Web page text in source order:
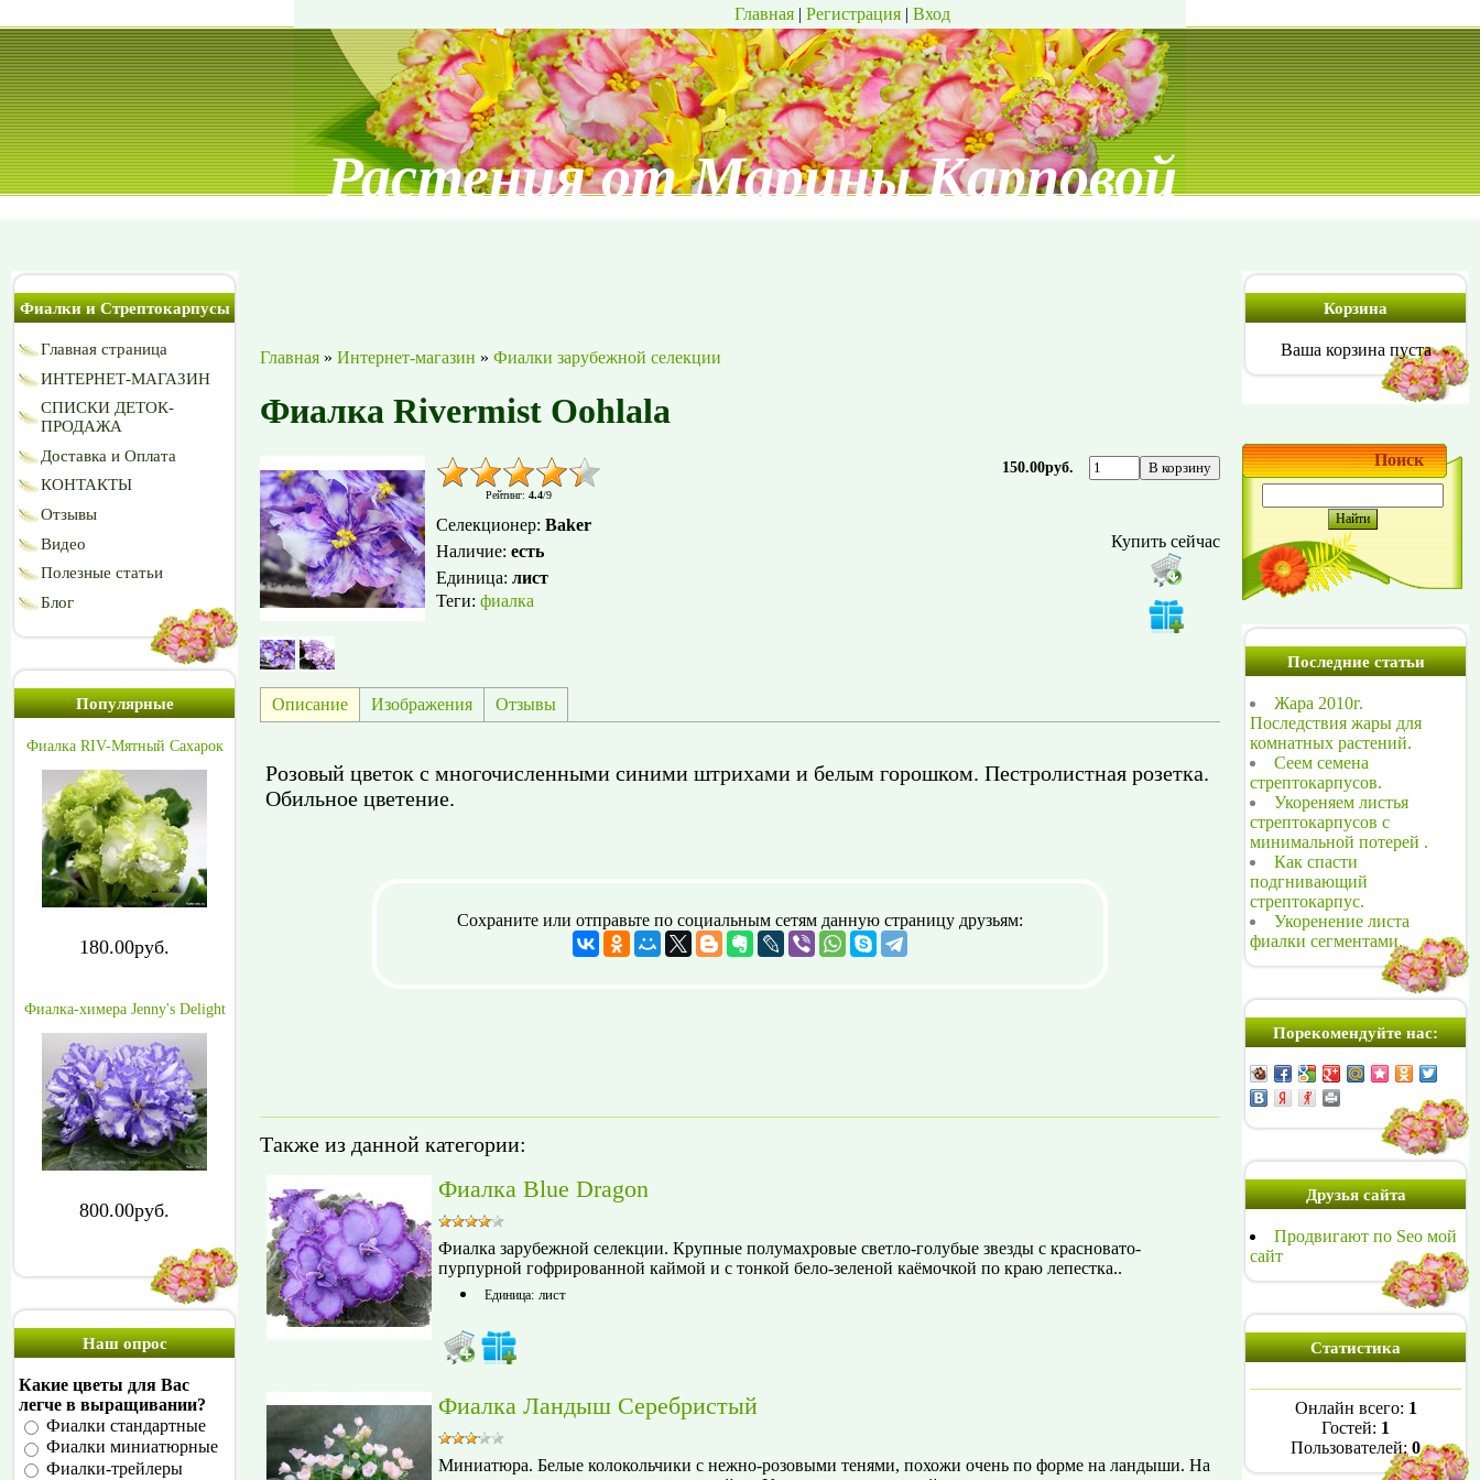
Главная | Регистрация | Вход
Растения от Марины Карповой
Фиалки и Стрептокарпусы
Главная страница
ИНТЕРНЕТ-МАГАЗИН
СПИСКИ ДЕТОК-
ПРОДАЖА
Доставка и Оплата
КОНТАКТЫ
Отзывы
Видео
Полезные статьи
Блог
Популярные
Фиалка RIV-Мятный Сахарок
180.00руб.
Фиалка-химера Jenny's Delight
800.00руб.
Наш опрос
Какие цветы для Вас
легче в выращивании?
Фиалки стандартные
Фиалки миниатюрные
Фиалки-трейлеры
Главная » Интернет-магазин » Фиалки зарубежной селекции
Фиалка Rivermist Oohlala
Рейтинг: 4.4/9
150.00руб.
Селекционер: Baker
Наличие: есть
Единица: лист
Теги: фиалка
Купить сейчас
Описание Изображения Отзывы
Розовый цветок с многочисленными синими штрихами и белым горошком. Пестролистная розетка.
Обильное цветение.
Сохраните или отправьте по социальным сетям данную страницу друзьям:
Также из данной категории:
Фиалка Blue Dragon
Фиалка зарубежной селекции. Крупные полумахровые светло-голубые звезды с красновато-
пурпурной гофрированной каймой и с тонкой бело-зеленой каёмочкой по краю лепестка..
Единица: лист
Фиалка Ландыш Серебристый
Миниатюра. Белые колокольчики с нежно-розовыми тенями, похожи очень по форме на ландыши. На
Корзина
Ваша корзина пуста
Поиск
Последние статьи
Жара 2010г.
Последствия жары для
комнатных растений.
Сеем семена
стрептокарпусов.
Укореняем листья
стрептокарпусов с
минимальной потерей .
Как спасти
подгнивающий
стрептокарпус.
Укоренение листа
фиалки сегментами.
Порекомендуйте нас:
Друзья сайта
Продвигают по Seo мой
сайт
Статистика
Онлайн всего: 1
Гостей: 1
Пользователей: 0